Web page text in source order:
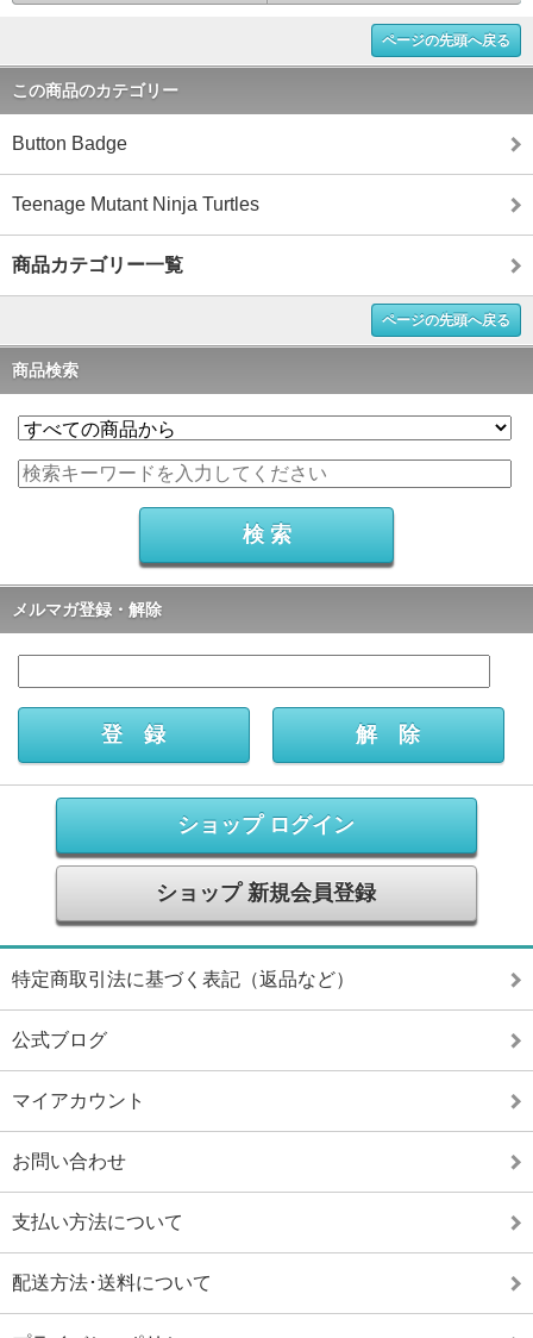
ページの先頭へ戻る
この商品のカテゴリー
Button Badge
Teenage Mutant Ninja Turtles
商品カテゴリー一覧
ページの先頭へ戻る
商品検索
メルマガ登録・解除
ショップ ログイン
ショップ 新規会員登録
特定商取引法に基づく表記（返品など）
公式ブログ
マイアカウント
お問い合わせ
支払い方法について
配送方法･送料について